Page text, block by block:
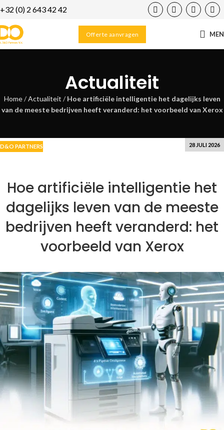
+32 (0) 2 643 42 42
Offerte aanvragen
Actualiteit
Home/Actualiteit / Hoe artificiële intelligentie het dagelijks leven
van de meeste bedrijven heeft veranderd: het voorbeeld van Xerox
D&O PARTNERS
Hoe artificiële intelligentie het
dagelijks leven van de meeste
bedrijven heeft veranderd: het
voorbeeld van Xerox
28 JULI 2026
18
JUL